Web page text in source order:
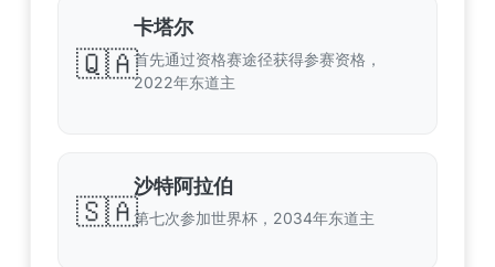
🇶🇦
卡塔尔
首先通过资格赛途径获得参赛资格，
2022年东道主
🇸🇦
沙特阿拉伯
第七次参加世界杯，2034年东道主